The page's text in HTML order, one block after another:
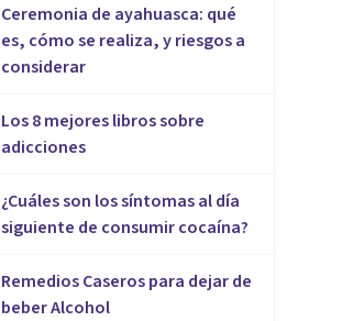
Ceremonia de ayahuasca: qué
es, cómo se realiza, y riesgos a
considerar
Los 8 mejores libros sobre
adicciones
¿Cuáles son los síntomas al día
siguiente de consumir cocaína?
Remedios Caseros para dejar de
beber Alcohol